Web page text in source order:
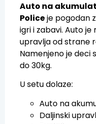
Auto na
Policeje pogodan
igri i zabavi. Auto
upravlja od strane
Namenjeno je deci
do 30kg.
U setu dolaze:
Auto na
Daljinski